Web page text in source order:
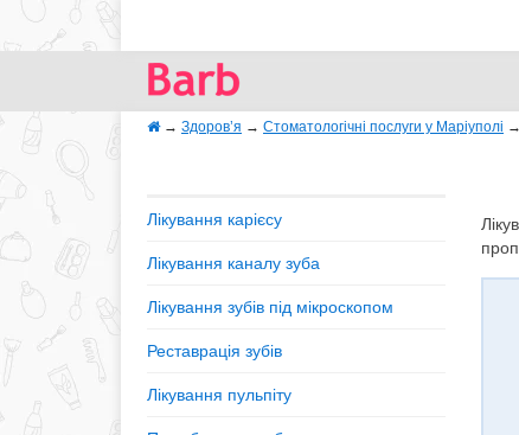
→ Здоров’я → Стоматологічні послуги у Маріуполi →
Лікування карієсу
Лікування каналу зуба
Лікування зубів під мікроскопом
Реставрація зубів
Лікування пульпіту